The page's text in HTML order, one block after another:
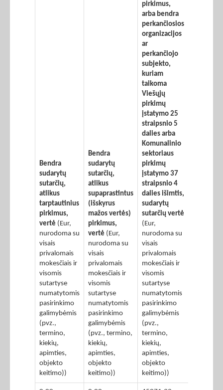
Bendra
sudarytų
sutarčių,
atlikus
tarptautinius
pirkimus,
vertė (Eur,
nurodoma su
visais
privalomais
mokesčiais ir
visomis
sutartyse
numatytomis
pasirinkimo
galimybėmis
(pvz.,
termino,
kiekių,
apimties,
objekto
keitimo))
Bendra
sudarytų
sutarčių,
atlikus
supaprastintus
(išskyrus
mažos vertės)
pirkimus,
vertė (Eur,
nurodoma su
visais
privalomais
mokesčiais ir
visomis
sutartyse
numatytomis
pasirinkimo
galimybėmis
(pvz., termino,
kiekių,
apimties,
objekto
keitimo))
pirkimus,
arba bendra
perkančiosios
organizacijos
ar
perkančiojo
subjekto,
kuriam
taikoma
Viešųjų
pirkimų
įstatymo 25
straipsnio 5
dalies arba
Komunalinio
sektoriaus
pirkimų
įstatymo 37
straipsnio 4
dalies išimtis,
sudarytų
sutarčių vertė
(Eur,
nurodoma su
visais
privalomais
mokesčiais ir
visomis
sutartyse
numatytomis
pasirinkimo
galimybėmis
(pvz.,
termino,
kiekių,
apimties,
objekto
keitimo))